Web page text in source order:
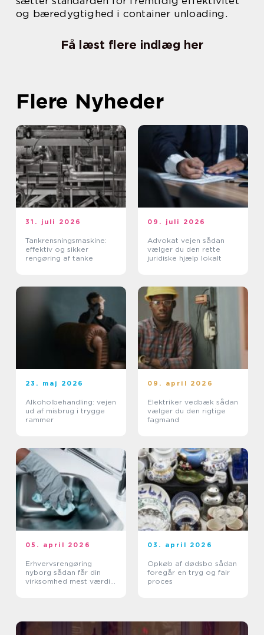
og bæredygtighed i container unloading.
Få læst flere indlæg her
Flere Nyheder
31. juli 2026
Tankrensningsmaskine:
effektiv og sikker
rengøring af tanke
09. juli 2026
Advokat vejen sådan
vælger du den rette
juridiske hjælp lokalt
23. maj 2026
Alkoholbehandling: vejen
ud af misbrug i trygge
rammer
09. april 2026
Elektriker vedbæk sådan
vælger du den rigtige
fagmand
05. april 2026
Erhvervsrengøring
nyborg sådan får din
virksomhed mest værdi
03. april 2026
Opkøb af dødsbo sådan
foregår en tryg og fair
proces